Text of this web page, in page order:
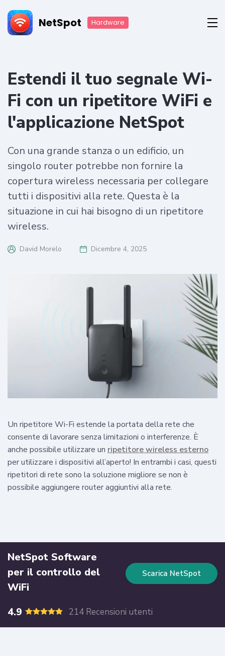
NetSpot Hardware
Estendi il tuo segnale Wi-
Fi con un ripetitore WiFi e
l'applicazione NetSpot
Con una grande stanza o un edificio, un
singolo router potrebbe non fornire la
copertura wireless necessaria per collegare
tutti i dispositivi alla rete. Questa è la
situazione in cui hai bisogno di un ripetitore
wireless.
David Morelo Dicembre 4, 2025
Un ripetitore Wi-Fi estende la portata della rete che
consente di lavorare senza limitazioni o interferenze. È
anche possibile utilizzare un ripetitore wireless esterno
per utilizzare i dispositivi all’aperto! In entrambi i casi, questi
ripetitori di rete sono la soluzione migliore se non è
possibile aggiungere router aggiuntivi alla rete.
NetSpot Software
per il controllo del
WiFi
Scarica NetSpot
4.9 214 Recensioni utenti